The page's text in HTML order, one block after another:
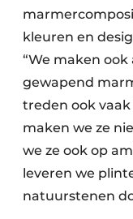
kleuren en
“We maken
gewapend
treden ook
maken we ze
we ze ook op
leveren we
natuurstenen